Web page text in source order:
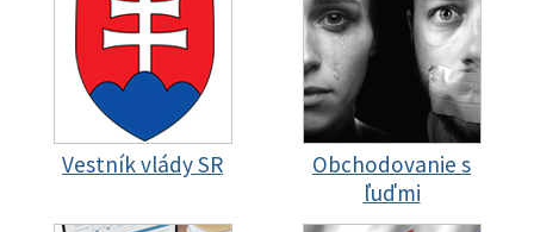
Vestník vlády SR
Obchodovanie s
ľuďmi